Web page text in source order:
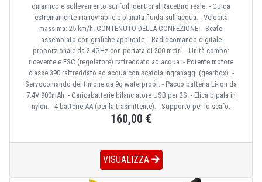
dinamico e sollevamento sui foil identici al RaceBird reale. - Guida
estremamente manovrabile e planata fluida sull'acqua. - Velocità
massima: 25 km/h. CONTENUTO DELLA CONFEZIONE: - Scafo
assemblato con grafiche applicate. - Radiocomando digitale
proporzionale da 2.4GHz con portata di 200 metri. - Unità combo:
ricevente e ESC (regolatore) raffreddato ad acqua. - Potente motore
classe 390 raffreddato ad acqua con scatola ingranaggi (gearbox). -
Servocomando del timone da 9g waterproof. - Pacco batteria Li-ion da
7.4V 900mAh. - Caricabatterie bilanciatore USB per 2S. - Elica bipala in
nylon. - 4 batterie AA (per la trasmittente). - Supporto per lo scafo.
160,00 €
VISUALIZZA